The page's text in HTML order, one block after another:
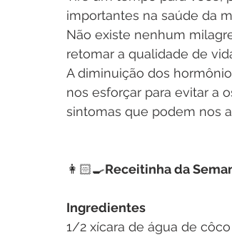
importantes na saúde da
Não existe nenhum
retomar a qualidade de
A diminuição dos
nos esforçar para evitar a
sintomas que podem nos
👩🏻‍🍳Receitinha da
Ingredientes
1/2 xícara de água de côco